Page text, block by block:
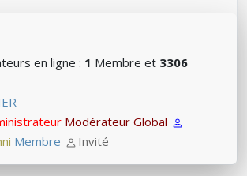
en ligne : 1 Membre et 3306
Modérateur Global
Membre Invité